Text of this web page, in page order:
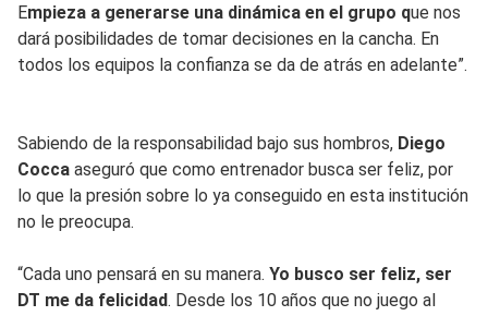
Empieza a generarse una dinámica en el grupo que nos
dará posibilidades de tomar decisiones en la cancha. En
todos los equipos la confianza se da de atrás en adelante”.
Sabiendo de la responsabilidad bajo sus hombros, Diego
Cocca aseguró que como entrenador busca ser feliz, por
lo que la presión sobre lo ya conseguido en esta institución
no le preocupa.
“Cada uno pensará en su manera. Yo busco ser feliz, ser
DT me da felicidad. Desde los 10 años que no juego al